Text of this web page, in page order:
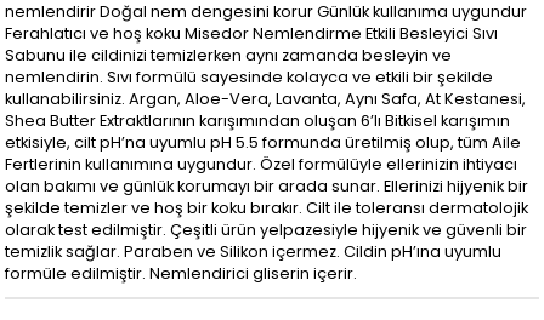
nemlendirir Doğal nem dengesini korur Günlük kullanıma uygundur
Ferahlatıcı ve hoş koku Misedor Nemlendirme Etkili Besleyici Sıvı
Sabunu ile cildinizi temizlerken aynı zamanda besleyin ve
nemlendirin. Sıvı formülü sayesinde kolayca ve etkili bir şekilde
kullanabilirsiniz. Argan, Aloe-Vera, Lavanta, Aynı Safa, At Kestanesi,
Shea Butter Extraktlarının karışımından oluşan 6’lı Bitkisel karışımın
etkisiyle, cilt pH’na uyumlu pH 5.5 formunda üretilmiş olup, tüm Aile
Fertlerinin kullanımına uygundur. Özel formülüyle ellerinizin ihtiyacı
olan bakımı ve günlük korumayı bir arada sunar. Ellerinizi hijyenik bir
şekilde temizler ve hoş bir koku bırakır. Cilt ile toleransı dermatolojik
olarak test edilmiştir. Çeşitli ürün yelpazesiyle hijyenik ve güvenli bir
temizlik sağlar. Paraben ve Silikon içermez. Cildin pH’ına uyumlu
formüle edilmiştir. Nemlendirici gliserin içerir.